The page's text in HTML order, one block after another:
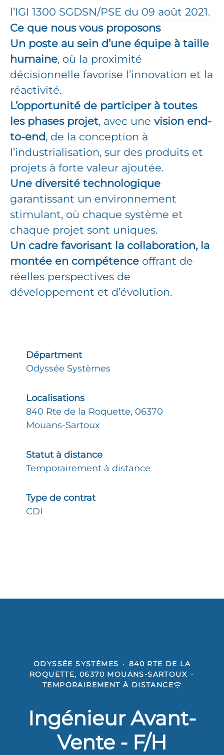
l’IGI 1300 SGDSN/PSE du 09 août 2021.
Ce que nous vous proposons
Un poste au sein d’une équipe à taille
humaine, où la proximité
décisionnelle favorise l’innovation et la
réactivité.
L’opportunité de participer à toutes
les phases projet, avec une vision end-
to-end, de la conception à
l’industrialisation, sur des produits et
projets à forte valeur ajoutée.
Une diversité technologique
garantissant un environnement
stimulant, où chaque système et
chaque projet sont uniques.
Un cadre favorisant la collaboration, la
montée en compétence offrant de
réelles perspectives de
développement et d’évolution.
Départment
Odyssée Systèmes
Localisations
840 Rte de la Roquette, 06370
Mouans-Sartoux
Statut à distance
Temporairement à distance
Type de contrat
CDI
ODYSSÉE SYSTÈMES · 840 RTE DE LA
ROQUETTE, 06370 MOUANS-SARTOUX ·
TEMPORAIREMENT À DISTANCE
Ingénieur Avant-
Vente - F/H